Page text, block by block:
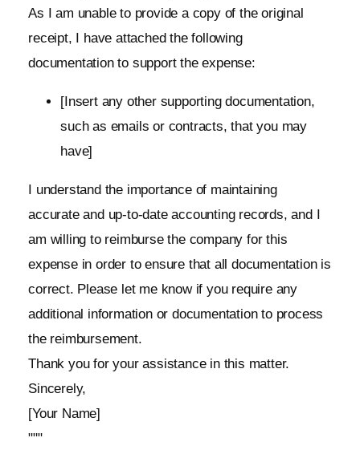
As I am unable to provide a copy of the original
receipt, I have attached the following
documentation to support the expense:
[Insert any other supporting documentation,
such as emails or contracts, that you may
have]
I understand the importance of maintaining
accurate and up-to-date accounting records, and I
am willing to reimburse the company for this
expense in order to ensure that all documentation is
correct. Please let me know if you require any
additional information or documentation to process
the reimbursement.
Thank you for your assistance in this matter.
Sincerely,
[Your Name]
"""